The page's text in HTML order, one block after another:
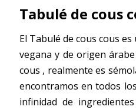
Tabulé de cous
El Tabulé de cous cous
vegana y de origen
cous , realmente es
encontramos en todos
infinidad de